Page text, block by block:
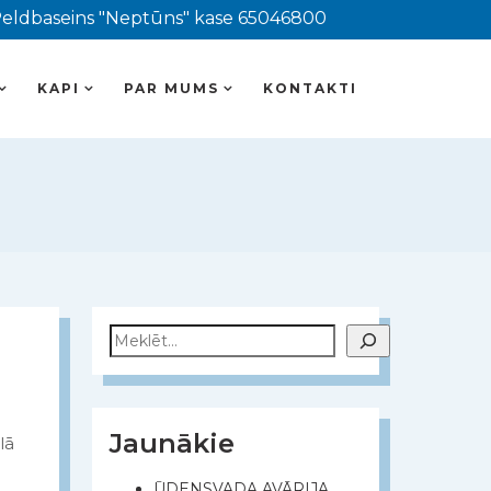
"Neptūns" kase 65046800
KAPI PAR MUMS KONTAKTI
Meklēt
Jaunākie